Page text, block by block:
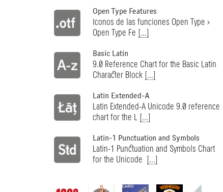
Open Type Features
Iconos de las funciones Open Type >
Open Type Fe
[...]
Basic Latin
9.0 Reference Chart for the Basic Latin
Character Block
[...]
Latin Extended-A
Latin Extended-A Unicode 9.0 reference
chart for the L
[...]
Latin-1 Punctuation and Symbols
Latin-1 Punctuation and Symbols Chart
for the Unicode
[...]